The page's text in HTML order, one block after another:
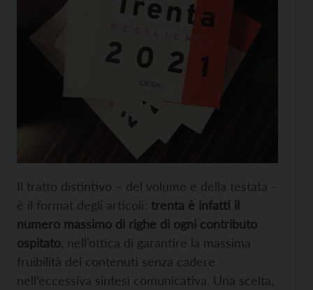
Il tratto distintivo – del volume e della testata –
è il format degli articoli: trenta è infatti il
numero massimo di righe di ogni contributo
ospitato , nell’ottica di garantire la massima
fruibilità dei contenuti senza cadere
nell’eccessiva sintesi comunicativa. Una scelta,